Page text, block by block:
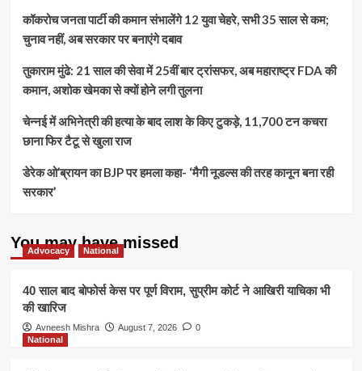
को
हंगामा,
का
प्रदर्शन,
और
राज्यसभा
कॉकरोच जनता पार्टी की कमान संभालेंगे 12 युवा चेहरे, सभी 35 साल से कम;
चुनाव नहीं, अब सरकार पर बनाएंगे दबाव
तुकाराम मुंढे: 21 साल की सेवा में 25वीं बार ट्रांसफर, अब महाराष्ट्र FDA की
कमान, अशोक खेमका से क्यों होने लगी तुलना
चेन्नई में अभिनेत्री की हत्या के बाद लाश के किए टुकड़े, 11,700 टन कचरा
छाना फिर टैटू से खुला राज
डेरेक ओ’ब्रायन का BJP पर हमला कहा- ‘मैगी नूडल्स की तरह कानून बना रही
सरकार’
You may have missed
Advocacy National
40 साल बाद बोफोर्स केस पर पूर्ण विराम, सुप्रीम कोर्ट ने आखिरी याचिका भी
की खारिज
Avneesh Mishra August 7, 2026
0
National